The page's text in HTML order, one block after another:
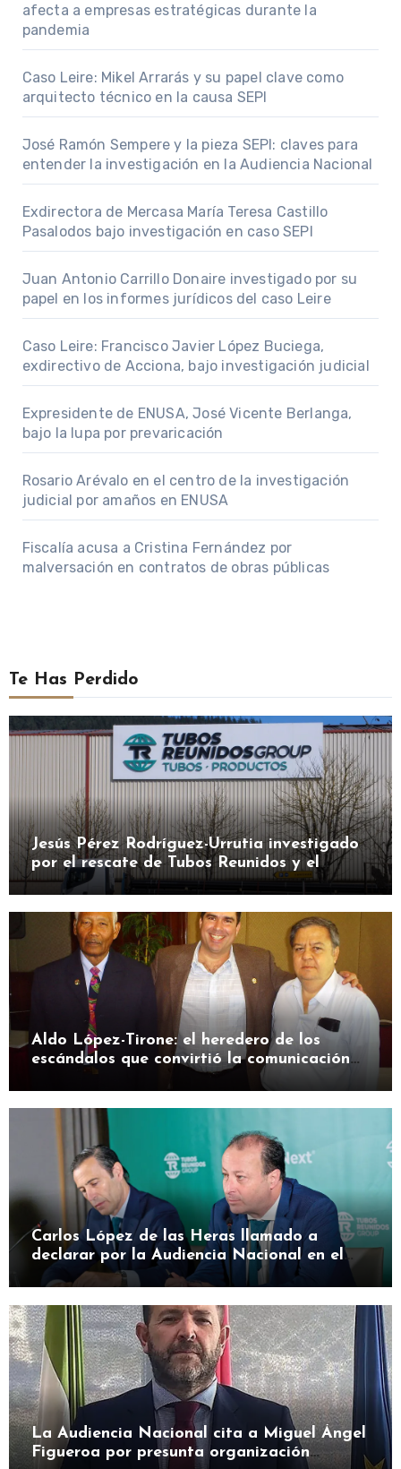
afecta a empresas estratégicas durante la
pandemia
Caso Leire: Mikel Arrarás y su papel clave como
arquitecto técnico en la causa SEPI
José Ramón Sempere y la pieza SEPI: claves para
entender la investigación en la Audiencia Nacional
Exdirectora de Mercasa María Teresa Castillo
Pasalodos bajo investigación en caso SEPI
Juan Antonio Carrillo Donaire investigado por su
papel en los informes jurídicos del caso Leire
Caso Leire: Francisco Javier López Buciega,
exdirectivo de Acciona, bajo investigación judicial
Expresidente de ENUSA, José Vicente Berlanga,
bajo la lupa por prevaricación
Rosario Arévalo en el centro de la investigación
judicial por amaños en ENUSA
Fiscalía acusa a Cristina Fernández por
malversación en contratos de obras públicas
Te Has Perdido
Jesús Pérez Rodríguez-Urrutia investigado
por el rescate de Tubos Reunidos y el
préstamo de la SEPI
Aldo López-Tirone: el heredero de los
escándalos que convirtió la comunicación
en herramienta de presión
Carlos López de las Heras llamado a
declarar por la Audiencia Nacional en el
caso SEPI
La Audiencia Nacional cita a Miguel Ángel
Figueroa por presunta organización